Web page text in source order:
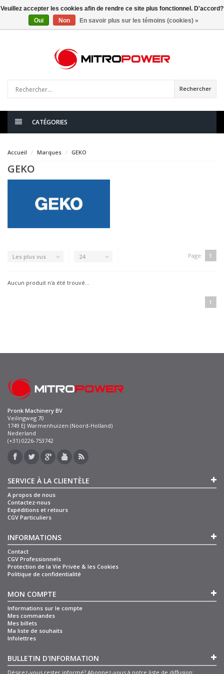
0articles
Rechercher
CATÉGORIES
Accueil Marques GEKO
GEKO
Les plus vus 24 Page: 1
Aucun produit n'a été trouvé...
1
Pronk Machinery BV
Veilingweg 70
1749 EJ Warmenhuizen (Noord-Holland)
Nederland
(+31) 0226-753742
SERVICE À LA CLIENTÈLE
A propos de nous
Contactez-nous
Expéditions et retours
CGV Particuliers
INFORMATIONS
Contact
CGV Professionnels
Protection de la Vie Privée & les Cookies
Politique de confidentialité
MON COMPTE
Informations sur le compte
Mes commandes
Mes billets
Ma liste de souhaits
Infolettres
BULLETIN D'INFORMATION
Désirez-vous rester informé? Abonnez-vous à notre liste de diffusion:
Veuillez accepter les cookies afin de rendre ce site plus fonctionnel. D'accord?
Oui
Non En savoir plus sur les témoins (cookies) »